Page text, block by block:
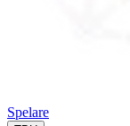
Spelare